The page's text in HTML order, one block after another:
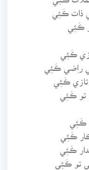
ذات ڪَئِي
ڪَئِي
ڪَئِي
راِضي ڪَئِي
تازي ڪَئِي
تو ڪَئِي
ڪَئِي
ڪَئِي
ڪَئِي
تو ڪَئِي